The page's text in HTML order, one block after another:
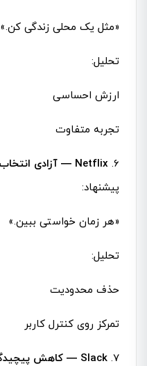
«مثل یک محلی زندگی کن.»
تحلیل:
ارزش احساسی
تجربه متفاوت
6. Netflix — آزادی انتخاب
پیشنهاد:
«هر زمان خواستی ببین.»
تحلیل:
حذف محدودیت
تمرکز روی کنترل کاربر
7. Slack — کاهش پیچیدگی کار تیمی